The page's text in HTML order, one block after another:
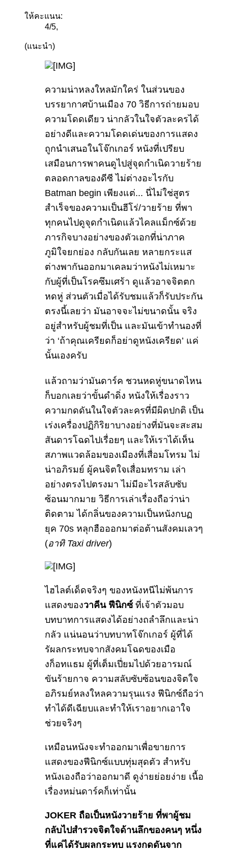
ให้คะแนน:
4/5,
(แนะนำ)
ความน่าหลงใหลมักใคร่ ในส่วนของ
บรรยากาศบ้านเมือง 70 วิธีการถ่ายมอบ
ความโดดเดียว น่ากลัวในใจตัวละครได้
อย่างดีและความโดดเด่นของการแสดง
ถูกนำเสนอในโจ๊กเกอร์ หนังที่เปรียบ
เสมือนการพาคนดูไปสู่จุดกำเนิดวายร้าย
ตลอดกาลของดีซี ไม่ต่างอะไรกับ
Batman begin เพียงแต่... นี่ไม่ใช่สูตร
สำเร็จของความเป็นฮีโร่/วายร้าย ที่พา
ทุกคนไปดูจุดกำเนิดแล้วไคลแม็กซ์ด้วย
ภารกิจบางอย่างของตัวเอกที่น่าภาค
ภูมิใจยกย่อง กลับกันเลย หลายกระแส
ต่างพากันออกมาเคลมว่าหนังไม่เหมาะ
กับผู้ที่เป็นโรคซึมเศร้า ดูแล้วอาจจิตตก
หดหู่ ส่วนตัวเมื่อได้รับชมแล้วก็รับประกัน
ตรงนี้เลยว่า มันอาจจะไม่ขนาดนั้น จริง
อยู่สำหรับผู้ชมที่เป็น และมันเข้าทำนองที่
ว่า ‘ถ้าคุณเครียดก็อย่าดูหนังเครียด’ แค่
นั้นเองครับ
แล้วถามว่ามันดาร์ค ชวนหดหู่ขนาดไหน
ก็บอกเลยว่าขั้นดำดิ่ง หนังให้เรื่องราว
ความกดดันในใจตัวละครที่มีผิดปกติ เป็น
เร่งเครื่องปฏิกิริยาบางอย่างที่มันจะสะสม
สันดารโฉดไปเรื่อยๆ และให้เราได้เห็น
สภาพแวดล้อมของเมืองที่เสื่อมโทรม ไม่
น่าอภิรมย์ ผู้คนจิตใจเสื่อมทราม เล่า
อย่างตรงไปตรงมา ไม่มีอะไรสลับซับ
ซ้อนมากมาย วิธีการเล่าเรื่องถือว่าน่า
ติดตาม ได้กลิ่นของความเป็นหนังกบฏ
ยุค 70s หลุกฮือออกมาต่อต้านสังคมเลวๆ
(อาทิ Taxi driver)
ไฮไลต์เด็ดจริงๆ ของหนังหนีไม่พ้นการ
แสดงของวาคีน ฟีนิกซ์ที่เจ้าตัวมอบ
บทบาทการแสดงได้อย่างถลำลึกและน่า
กลัว แน่นอนว่าบทบาทโจ๊กเกอร์ ผู้ที่ได้
รัผลกระทบจากสังคมโฉดของเมือ
งก็อทแธม ผู้ที่เต็มเปี่ยมไปด้วยอารมณ์
ขันร้ายกาจ ความสลับซับซ้อนของจิตใจ
อภิรมย์หลงใหลความรุนแรง ฟีนิกซ์ถือว่า
ทำได้ดีเฉียบและทำให้เราอยากเอาใจ
ช่วยจริงๆ
เหมือนหนังจะทำออกมาเพื่อขายการ
แสดงของฟีนิกซ์แบบทุ่มสุดตัว สำหรับ
หนังเองถือว่าออกมาดี ดูง่ายย่อยง่าย เนื้อ
เรื่องหม่นดาร์คก็เท่านั้น
JOKER ถือเป็นหนังวายร้าย ที่พาผู้ชม
กลับไปสำรวจจิตใจด้านลึกของคนๆ หนึ่ง
ที่แค่ได้รับผลกระทบ แรงกดดันจาก